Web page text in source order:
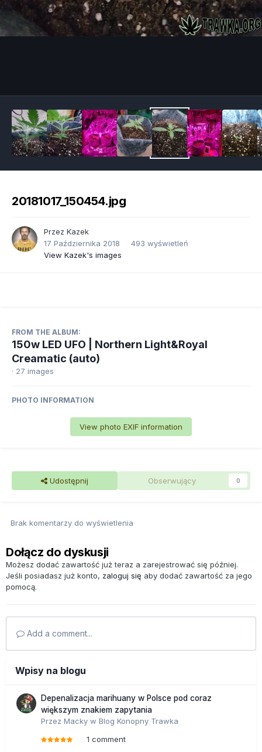
20181017_150454.jpg
Przez Kazek
17 Października 2018
493 wyświetleń
View Kazek's images
FROM THE ALBUM:
150w LED UFO | Northern Light&Royal
Creamatic (auto)
· 27 images
PHOTO INFORMATION
View photo EXIF information
Udostępnij Obserwujący 0
Brak komentarzy do wyświetlenia
Dołącz do dyskusji
Możesz dodać zawartość już teraz a zarejestrować się później.
Jeśli posiadasz już konto, zaloguj się aby dodać zawartość za jego
pomocą.
Add a comment...
Wpisy na blogu
Depenalizacja marihuany w Polsce pod coraz
większym znakiem zapytania
Przez Macky w Blog Konopny Trawka
1 comment